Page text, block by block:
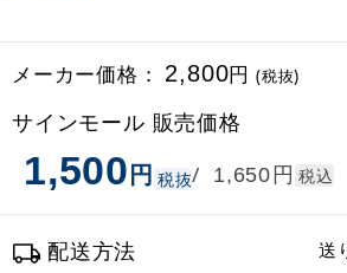
メーカー価格： 2,800円(税抜)
サインモール 販売価格
1,500円 税抜/ 1,650円 税込
配送方法 送